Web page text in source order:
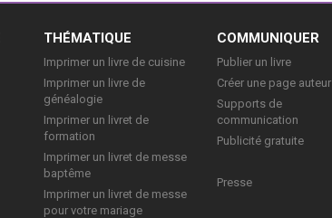
THÉMATIQUE
Imprimer un livre de cuisine
Imprimer un livre de
généalogie
Imprimer un livret de
formation
Imprimer un livret de messe
baptême
Imprimer un livret de messe
pour votre mariage
COMMUNIQUER
Publier un livre
Créer une page auteur
Supports de
communication
Publicité gratuite
Presse